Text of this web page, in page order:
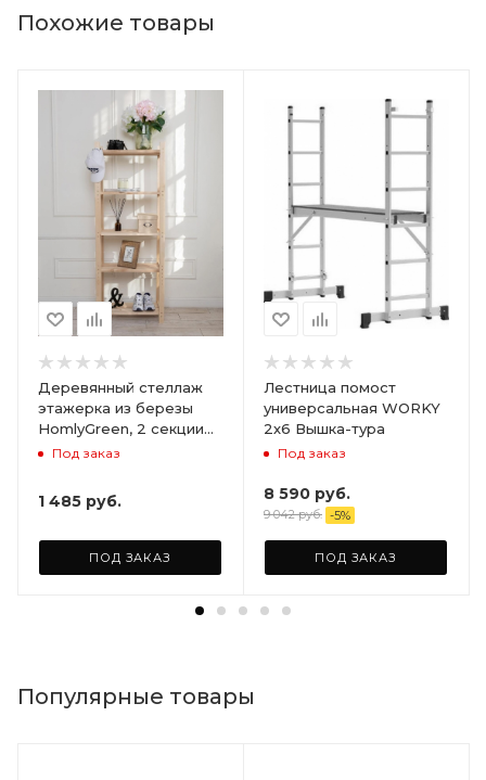
Похожие товары
Деревянный стеллаж
этажерка из березы
HomlyGreen, 2 секции
на 5 полок. Размер
Под заказ
1 485 руб.
ПОД ЗАКАЗ
Лестница помост
универсальная WORKY
2х6 Вышка-тура
Под заказ
8 590 руб.
9 042руб. -5%
ПОД ЗАКАЗ
Популярные товары